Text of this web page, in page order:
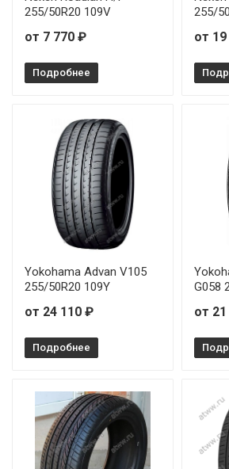
Sonix XSPORT S8 215/35R19 85Y
Sonix XSPORT S8 215/45R17 91W
Sonix XSPORT S8 225/35R20 93Y
Sonix XSPORT S8 225/55R17 101W
Sonix XSPORT S8 225/55R18 102W
Sonix XSPORT S8 225/55R19 103W
Sonix XSPORT S8 245/35R20 95Y
Sonix XSPORT S8 245/40R19 98W
255/50R20 109V
от 7 770 ₽
Подробнее
255/
от
Yokohama Advan V105
255/50R20 109Y
от 24 110 ₽
Подробнее
G058
от